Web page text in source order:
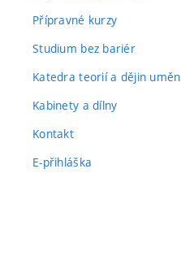
Přípravné kurzy
Studium bez bariér
Katedra teorií a dějin
Kabinety a dílny
Kontakt
E-přihláška